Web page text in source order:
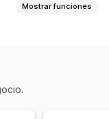
Mostrar funciones